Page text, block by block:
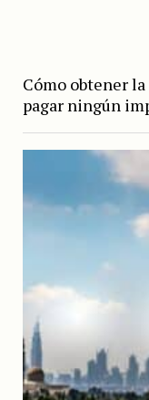
Cómo obtener
pagar ningún